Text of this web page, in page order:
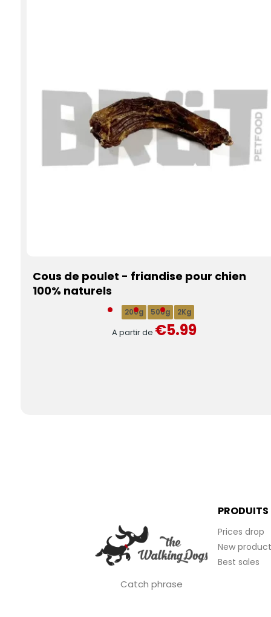
Cous de poulet - friandise pour chien
100% naturels
200g 500g 2Kg
A partir de €5.99
Catch phrase
PRODUITS
Prices drop
New
Best sales